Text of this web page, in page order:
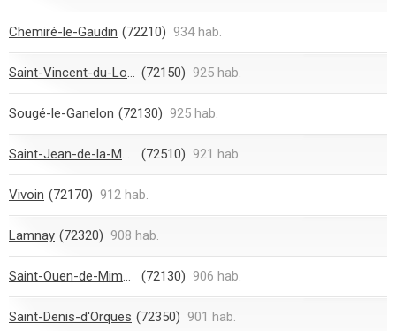
Chemiré-le-Gaudin (72210) 934 hab.
Saint-Vincent-du-Lorouër (72150) 925 hab.
Sougé-le-Ganelon (72130) 925 hab.
Saint-Jean-de-la-Motte (72510) 921 hab.
Vivoin (72170) 912 hab.
Lamnay (72320) 908 hab.
Saint-Ouen-de-Mimbré (72130) 906 hab.
Saint-Denis-d'Orques (72350) 901 hab.